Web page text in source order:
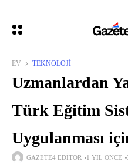
EV TEKNOLOJI
Uzmanlardan
Türk Eğitim
Uygulanması
GAZETE4 EDITÖR 1 YIL ÖNCE